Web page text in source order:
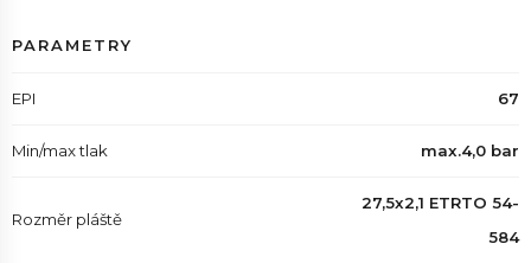
PARAMETRY
EPI 67
Min/max tlak max.4,0 bar
Rozměr pláště
27,5x2,1 ETRTO 54-
584